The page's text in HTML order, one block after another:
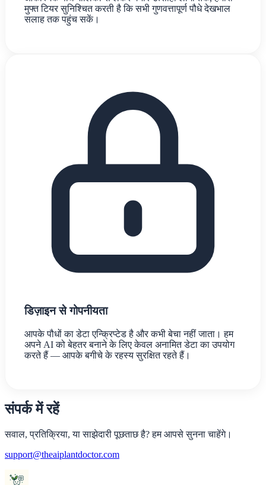
मुफ्त टियर सुनिश्चित करती है कि सभी गुणवत्तापूर्ण पौधे देखभाल
सलाह तक पहुंच सकें।
डिज़ाइन से गोपनीयता
आपके पौधों का डेटा एन्क्रिप्टेड है और कभी बेचा नहीं जाता। हम
अपने AI को बेहतर बनाने के लिए केवल अनामित डेटा का उपयोग
करते हैं — आपके बगीचे के रहस्य सुरक्षित रहते हैं।
संपर्क में रहें
सवाल, प्रतिक्रिया, या साझेदारी पूछताछ है? हम आपसे सुनना चाहेंगे।
support@theaiplantdoctor.com